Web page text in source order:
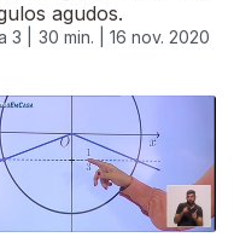
agudos.
3 | 30 min. | 16 nov. 2020